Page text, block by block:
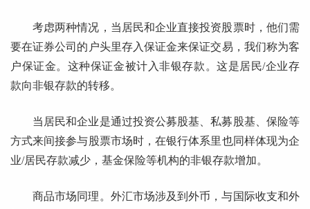
考虑两种情况，当居民和企业直接投资股票时，他们需
要在证券公司的户头里存入保证金来保证交易，我们称为客
户保证金。这种保证金被计入非银存款。这是居民/企业存
款向非银存款的转移。
当居民和企业是通过投资公募股基、私募股基、保险等
方式来间接参与股票市场时，在银行体系里也同样体现为企
业/居民存款减少，基金保险等机构的非银存款增加。
商品市场同理。外汇市场涉及到外币，与国际收支和外